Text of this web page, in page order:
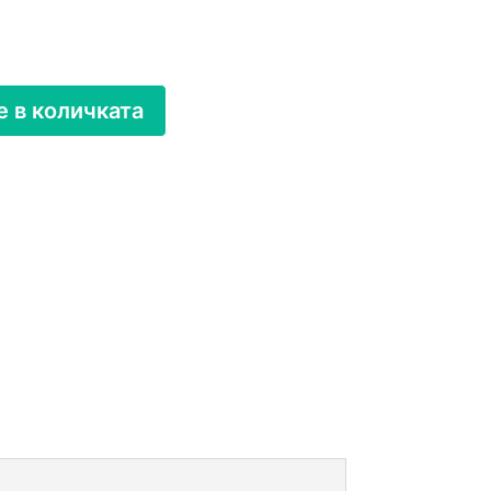
в количката